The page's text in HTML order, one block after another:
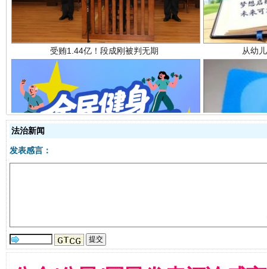
全民健身五年计划来了！等你上场
法治新闻
发表感言：